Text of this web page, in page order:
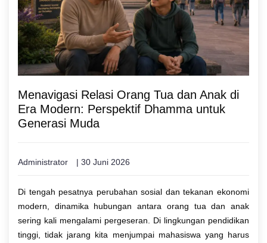
Menavigasi Relasi Orang Tua dan Anak di
Era Modern: Perspektif Dhamma untuk
Generasi Muda
Administrator | 30 Juni 2026
Di tengah pesatnya perubahan sosial dan tekanan ekonomi
modern, dinamika hubungan antara orang tua dan anak
sering kali mengalami pergeseran. Di lingkungan pendidikan
tinggi, tidak jarang kita menjumpai mahasiswa yang harus